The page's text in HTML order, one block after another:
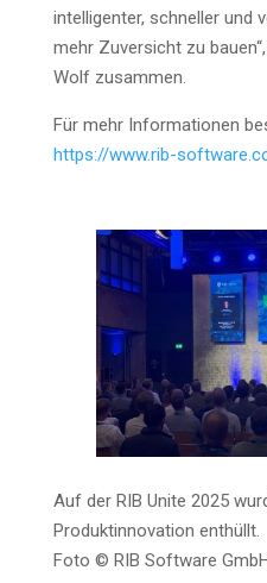
intel­li­gen­ter, schnel­ler und
mehr Zuver­sicht zu
Wolf zusammen.
Für mehr Infor­ma­tio­nen
https://www.rib-
Auf der RIB Unite 2025
Pro­dukt­in­no­va­ti­on ent­hüllt.
Foto © RIB Soft­ware